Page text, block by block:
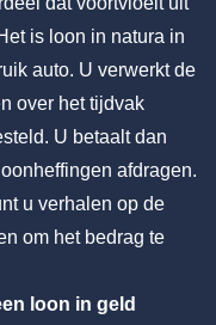
is loon in natura in
auto. U verwerkt de
over het tijdvak
U betaalt dan
afdragen.
u verhalen op de
om het bedrag te
loon in geld